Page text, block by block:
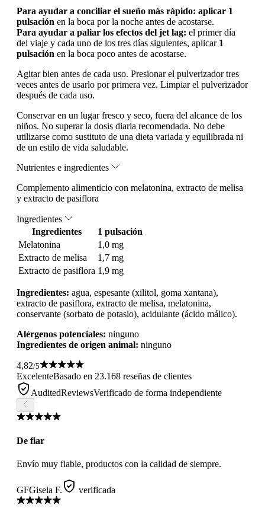
Para ayudar a conciliar el sueño más rápido: aplicar 1
pulsación en la boca por la noche antes de acostarse.
Para ayudar a paliar los efectos del jet lag: el primer día
del viaje y cada uno de los tres días siguientes, aplicar 1
pulsación en la boca poco antes de acostarse.
Agitar bien antes de cada uso. Presionar el pulverizador tres
veces antes de usarlo por primera vez. Limpiar el pulverizador
después de cada uso.
Conservar en un lugar fresco y seco, fuera del alcance de los
niños. No superar la dosis diaria recomendada. No debe
utilizarse como sustituto de una dieta variada y equilibrada ni
de un estilo de vida saludable.
Nutrientes e ingredientes
Complemento alimenticio con melatonina, extracto de melisa
y extracto de pasiflora
Ingredientes
Ingredientes
1 pulsación
Melatonina
1,0 mg
Extracto de melisa
1,7 mg
Extracto de pasiflora 1,9 mg
Ingredientes: agua, espesante (xilitol, goma xantana),
extracto de pasiflora, extracto de melisa, melatonina,
conservante (sorbato de potasio), acidulante (ácido málico).
Alérgenos potenciales: ninguno
Ingredientes de origen animal: ninguno
4,82/5
ExcelenteBasado en 23.168 reseñas de clientes
AuditedReviewsVerificado de forma independiente
De fiar
Envío muy fiable, productos con la calidad de siempre.
GFGisela F. verificada